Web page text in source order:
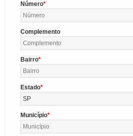
Número
Complemento
Bairro
Estado
SP
Município